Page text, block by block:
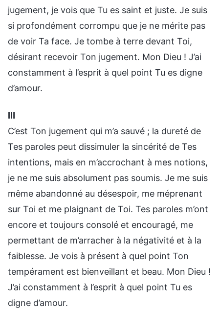
jugement, je vois que Tu es saint et juste. Je suis
si profondément corrompu que je ne mérite pas
de voir Ta face. Je tombe à terre devant Toi,
désirant recevoir Ton jugement. Mon Dieu ! J’ai
constamment à l’esprit à quel point Tu es digne
d’amour.
Ⅲ
C’est Ton jugement qui m’a sauvé ; la dureté de
Tes paroles peut dissimuler la sincérité de Tes
intentions, mais en m’accrochant à mes notions,
je ne me suis absolument pas soumis. Je me suis
même abandonné au désespoir, me méprenant
sur Toi et me plaignant de Toi. Tes paroles m’ont
encore et toujours consolé et encouragé, me
permettant de m’arracher à la négativité et à la
faiblesse. Je vois à présent à quel point Ton
tempérament est bienveillant et beau. Mon Dieu !
J’ai constamment à l’esprit à quel point Tu es
digne d’amour.